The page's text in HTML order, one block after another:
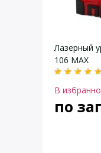
Лазерный
106 MAX
В
по